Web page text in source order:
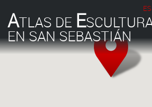
ATLAS DE E
EN SAN SEBASTIÁN
ES